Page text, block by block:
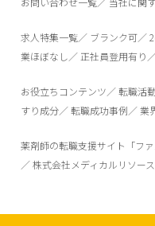
求人特集一覧 ブランク可
業ほぼなし
正社員登用有り
お役立ちコンテンツ 転職活
すり成分
転職成功事例 業
薬剤師の転職支援サイト「ファ
株式会社メディカルリソース